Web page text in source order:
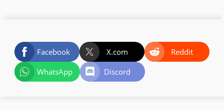
Facebook X.com
Reddit
WhatsApp
Discord